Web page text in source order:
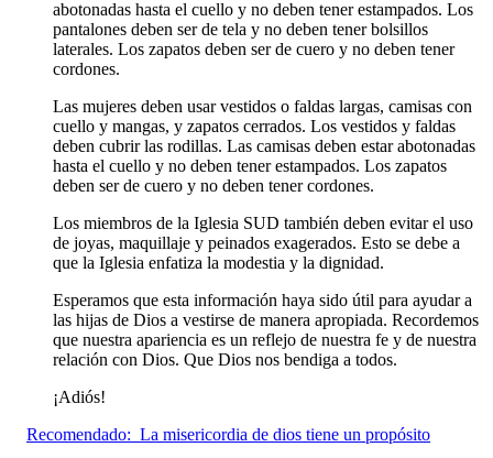
abotonadas hasta el cuello y no deben tener estampados. Los
pantalones deben ser de tela y no deben tener bolsillos
laterales. Los zapatos deben ser de cuero y no deben tener
cordones.
Las mujeres deben usar vestidos o faldas largas, camisas con
cuello y mangas, y zapatos cerrados. Los vestidos y faldas
deben cubrir las rodillas. Las camisas deben estar abotonadas
hasta el cuello y no deben tener estampados. Los zapatos
deben ser de cuero y no deben tener cordones.
Los miembros de la Iglesia SUD también deben evitar el uso
de joyas, maquillaje y peinados exagerados. Esto se debe a
que la Iglesia enfatiza la modestia y la dignidad.
Esperamos que esta información haya sido útil para ayudar a
las hijas de Dios a vestirse de manera apropiada. Recordemos
que nuestra apariencia es un reflejo de nuestra fe y de nuestra
relación con Dios. Que Dios nos bendiga a todos.
¡Adiós!
Recomendado: La misericordia de dios tiene un propósito